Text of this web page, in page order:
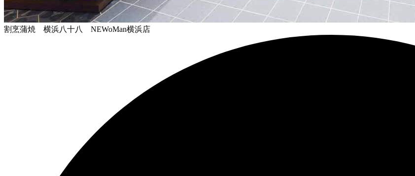
割烹蒲焼 横浜八十八 NEWoMan横浜店